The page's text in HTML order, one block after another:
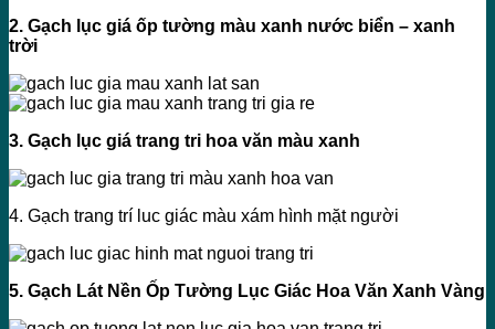
2. Gạch lục giá ốp tường màu xanh nước biển – xanh
trời
3. Gạch lục giá trang tri hoa văn màu xanh
4. Gạch trang trí luc giác màu xám hình mặt người
5. Gạch Lát Nền Ốp Tường Lục Giác Hoa Văn Xanh Vàng